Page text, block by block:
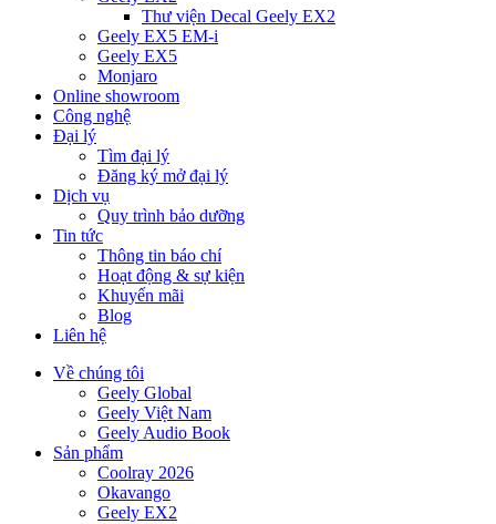
Thư viện Decal Geely EX2
Geely EX5 EM-i
Geely EX5
Monjaro
Online showroom
Công nghệ
Đại lý
Tìm đại lý
Đăng ký mở đại lý
Dịch vụ
Quy trình bảo dưỡng
Tin tức
Thông tin báo chí
Hoạt động & sự kiện
Khuyến mãi
Blog
Liên hệ
Về chúng tôi
Geely Global
Geely Việt Nam
Geely Audio Book
Sản phẩm
Coolray 2026
Okavango
Geely EX2